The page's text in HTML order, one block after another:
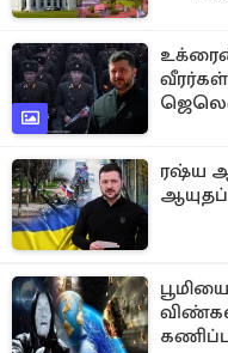
ரஷ்ய